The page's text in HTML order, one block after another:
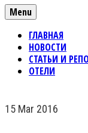
Menu
ГЛАВНАЯ
НОВОСТИ
СТАТЬИ И
ОТЕЛИ
15 Mar 2016